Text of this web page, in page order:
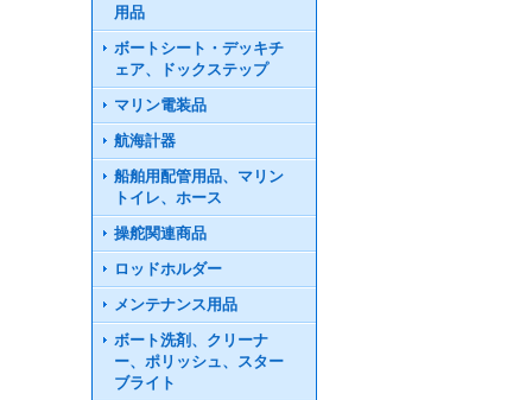
用品
ボートシート・デッキチ
ェア、ドックステップ
マリン電装品
航海計器
船舶用配管用品、マリン
トイレ、ホース
操舵関連商品
ロッドホルダー
メンテナンス用品
ボート洗剤、クリーナ
ー、ポリッシュ、スター
ブライト